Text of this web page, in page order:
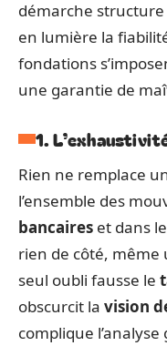
démarche structure
en lumière la
fondations
une garantie de
1.
Rien ne remplace
l’ensemble des
bancaires et dans
rien de côté,
seul oubli fausse le
obscurcit la vision
complique l’analyse